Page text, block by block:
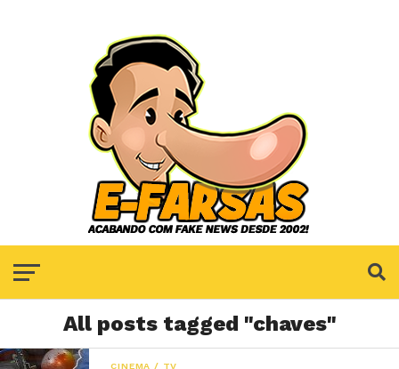
All posts tagged "chaves"
CINEMA / TV